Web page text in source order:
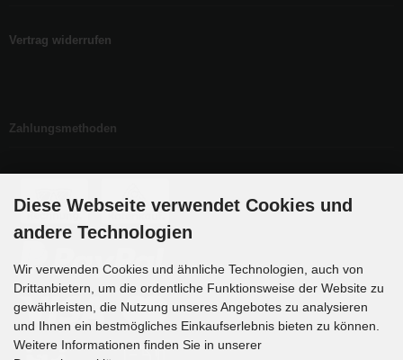
Vertrag widerrufen
Zahlungsmethoden
Diese Webseite verwendet Cookies und
andere Technologien
Wir verwenden Cookies und ähnliche Technologien, auch von
Drittanbietern, um die ordentliche Funktionsweise der Website zu
gewährleisten, die Nutzung unseres Angebotes zu analysieren
und Ihnen ein bestmögliches Einkaufserlebnis bieten zu können.
Weitere Informationen finden Sie in unserer